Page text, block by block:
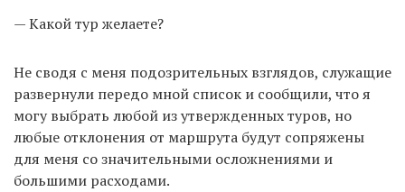
— Какой тур желаете?
Не сводя с меня подозрительных взглядов, служащие
развернули передо мной список и сообщили, что я
могу выбрать любой из утвержденных туров, но
любые отклонения от маршрута будут сопряжены
для меня со значительными осложнениями и
большими расходами.